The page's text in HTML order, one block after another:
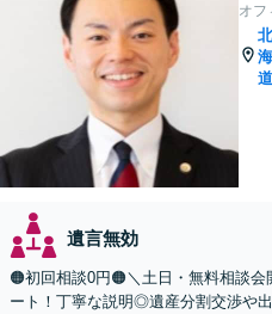
オフ
北
海
道
遺言無効
🟠初回相談0円🟠＼土日・無料相談
ート！丁寧な説明◎遺産分割交渉や